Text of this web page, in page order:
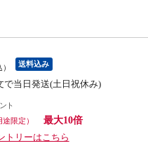
送料込み
で当日発送(土日祝休み)
途限定）
最大10倍
トリーはこちら